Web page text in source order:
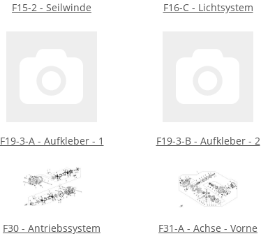
F15-2 - Seilwinde F16-C - Lichtsystem
F19-3-A - Aufkleber - 1 F19-3-B - Aufkleber - 2
F30 - Antriebssystem F31-A - Achse - Vorne